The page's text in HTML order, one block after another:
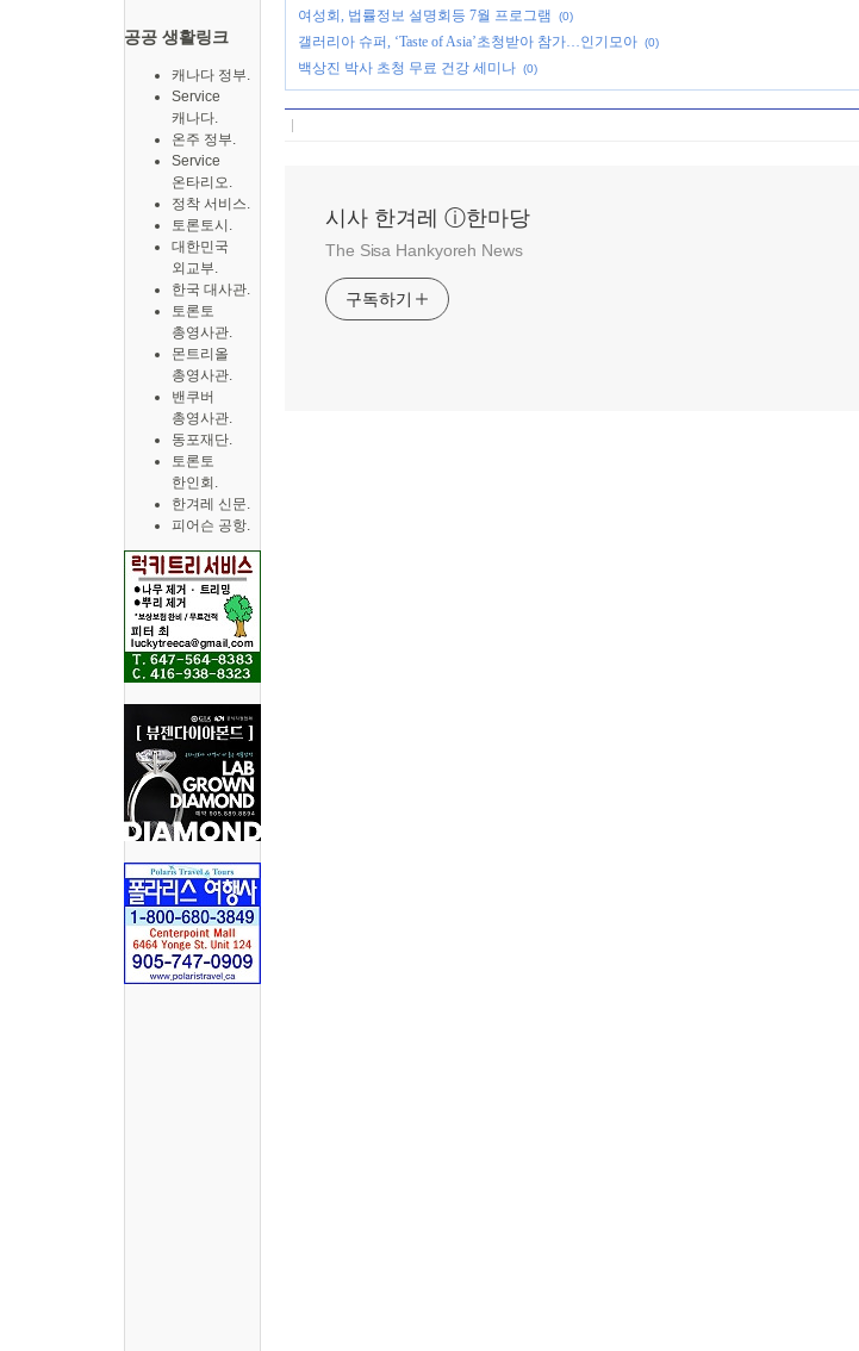
공공 생활링크
캐나다 정부.
Service
캐나다.
온주 정부.
Service
온타리오.
정착 서비스.
토론토시.
대한민국
외교부.
한국 대사관.
토론토
총영사관.
몬트리올
총영사관.
밴쿠버
총영사관.
동포재단.
토론토
한인회.
한겨레 신문.
피어슨 공항.
여성회, 법률정보 설명회등 7월 프로그램 (0)
갤러리아 슈퍼, ‘Taste of Asia’초청받아 참가…인기모아 (0)
백상진 박사 초청 무료 건강 세미나 (0)
시사 한겨레 ⓘ한마당
The Sisa Hankyoreh News
구독하기